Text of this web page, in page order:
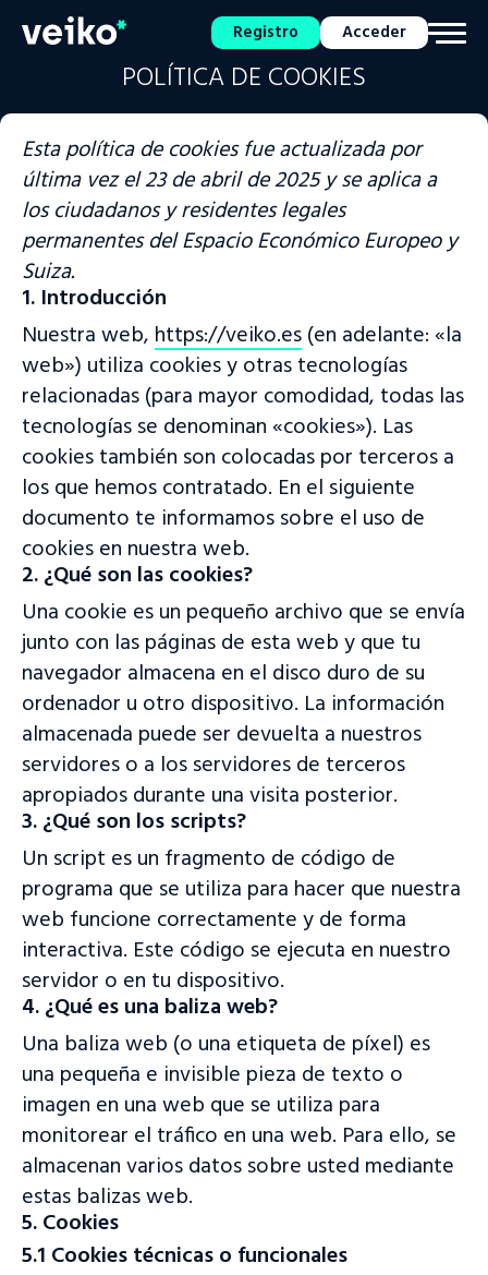
Registro Acceder
POLÍTICA DE COOKIES
Esta política de cookies fue actualizada por
última vez el 23 de abril de 2025 y se aplica a
los ciudadanos y residentes legales
permanentes del Espacio Económico Europeo y
Suiza.
1. Introducción
Nuestra web, https://veiko.es(en adelante: «la
web») utiliza cookies y otras tecnologías
relacionadas (para mayor comodidad, todas las
tecnologías se denominan «cookies»). Las
cookies también son colocadas por terceros a
los que hemos contratado. En el siguiente
documento te informamos sobre el uso de
cookies en nuestra web.
2. ¿Qué son las cookies?
Una cookie es un pequeño archivo que se envía
junto con las páginas de esta web y que tu
navegador almacena en el disco duro de su
ordenador u otro dispositivo. La información
almacenada puede ser devuelta a nuestros
servidores o a los servidores de terceros
apropiados durante una visita posterior.
3. ¿Qué son los scripts?
Un script es un fragmento de código de
programa que se utiliza para hacer que nuestra
web funcione correctamente y de forma
interactiva. Este código se ejecuta en nuestro
servidor o en tu dispositivo.
4. ¿Qué es una baliza web?
Una baliza web (o una etiqueta de píxel) es
una pequeña e invisible pieza de texto o
imagen en una web que se utiliza para
monitorear el tráfico en una web. Para ello, se
almacenan varios datos sobre usted mediante
estas balizas web.
5. Cookies
5.1 Cookies técnicas o funcionales